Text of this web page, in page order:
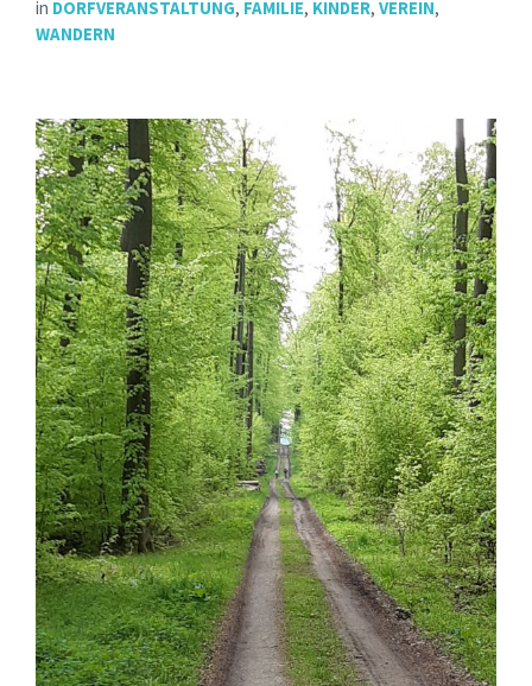
in DORFVERANSTALTUNG, FAMILIE, KINDER, VEREIN,
WANDERN